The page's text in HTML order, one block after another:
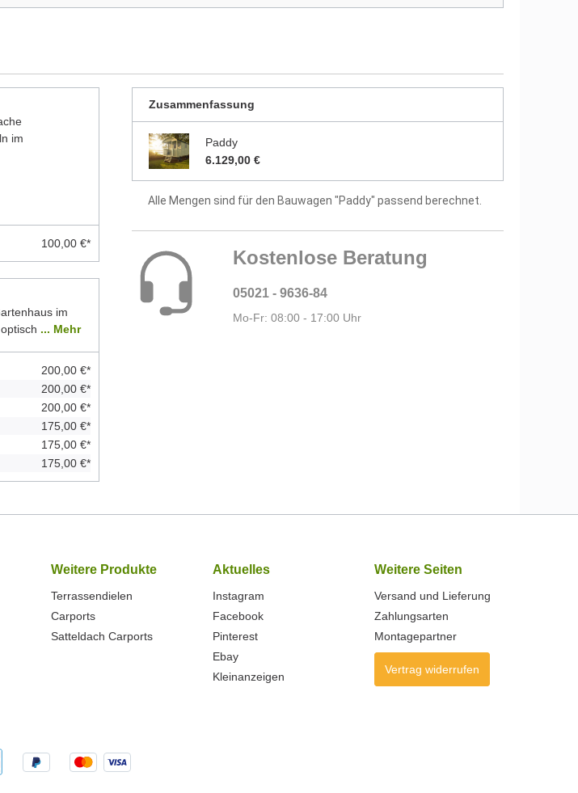
Montagematerial)
2 Jahre Herstellergarantie
im
100,00 €*
im
... Mehr
200,00 €*
200,00 €*
200,00 €*
175,00 €*
175,00 €*
175,00 €*
Zusammenfassung
Paddy
6.129,00 €
Alle Mengen sind für den Bauwagen "Paddy" passend berechnet.
Kostenlose Beratung
05021 - 9636-84
Mo-Fr: 08:00 - 17:00 Uhr
Weitere Produkte
Terrassendielen
Carports
Satteldach Carports
Aktuelles
Instagram
Facebook
Pinterest
Ebay
Kleinanzeigen
Weitere Seiten
Versand und Lieferung
Zahlungsarten
Montagepartner
Vertrag widerrufen